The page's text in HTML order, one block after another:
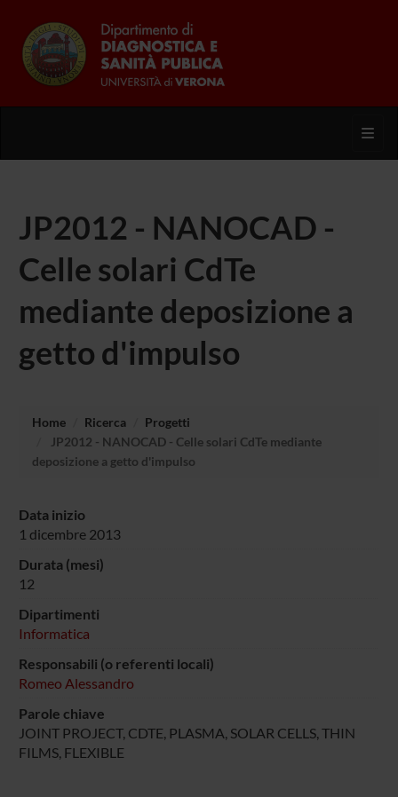
JP2012 - NANOCAD -
Celle solari CdTe
mediante deposizione a
getto d'impulso
Home Ricerca
Progetti
JP2012 - NANOCAD - Celle solari CdTe mediante
deposizione a getto d'impulso
Data inizio
1 dicembre 2013
Durata (mesi)
12
Dipartimenti
Informatica
Responsabili (o referenti locali)
Romeo Alessandro
Parole chiave
JOINT PROJECT, CDTE, PLASMA, SOLAR CELLS, THIN
FILMS, FLEXIBLE